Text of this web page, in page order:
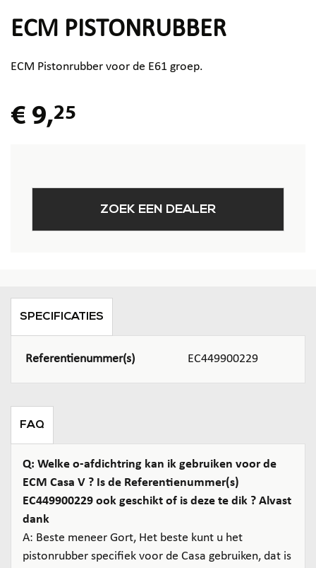
ECM PISTONRUBBER
ECM Pistonrubber voor de E61 groep.
€ 9,25
ZOEK EEN DEALER
SPECIFICATIES
Referentienummer(s) EC449900229
FAQ
Q: Welke o-afdichtring kan ik gebruiken voor de
ECM Casa V ? Is de Referentienummer(s)
EC449900229 ook geschikt of is deze te dik ? Alvast
dank
A: Beste meneer Gort, Het beste kunt u het
pistonrubber specifiek voor de Casa gebruiken, dat is